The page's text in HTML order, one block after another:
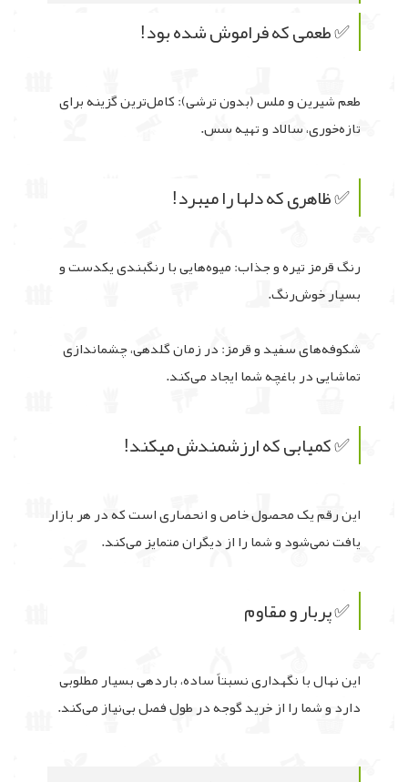
✅ طعمی که فراموش شده بود!
طعم شیرین و ملس (بدون ترشی): کامل‌ترین گزینه برای
تازه‌خوری، سالاد و تهیه سس.
✅ ظاهری که دلها را میبرد!
رنگ قرمز تیره و جذاب: میوه‌هایی با رنگبندی یکدست و
بسیار خوش‌رنگ.
شکوفه‌های سفید و قرمز: در زمان گلدهی، چشماندازی
تماشایی در باغچه شما ایجاد می‌کند.
✅ کمیابی که ارزشمندش میکند!
این رقم یک محصول خاص و انحصاری است که در هر بازار
یافت نمی‌شود و شما را از دیگران متمایز می‌کند.
✅ پربار و مقاوم
این نهال با نگهداری نسبتاً ساده، باردهی بسیار مطلوبی
دارد و شما را از خرید گوجه در طول فصل بی‌نیاز می‌کند.